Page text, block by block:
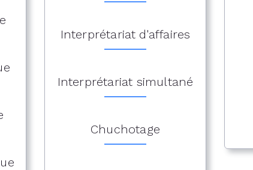
Interprétariat d'affaires
Interprétariat simultané
Chuchotage